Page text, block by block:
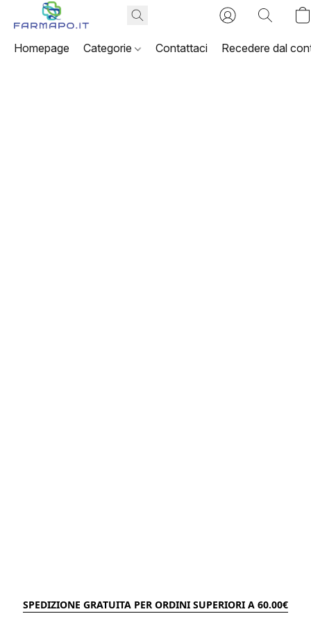
Homepage Categorie Contattaci Recedere dal
SPEDIZIONE GRATUITA PER ORDINI SUPERIORI A 60.00€